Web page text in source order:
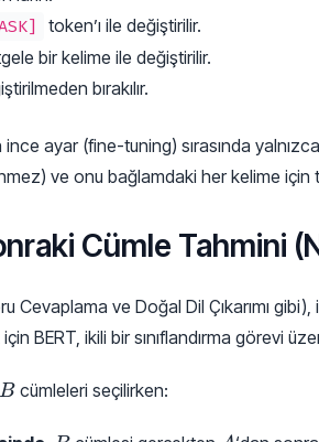
token’ı ile değiştirilir.
bir kelime ile değiştirilir.
bırakılır.
ayar (fine-tuning) sırasında yalnızca
ve onu bağlamdaki her kelime
Cümle Tahmini
Cevaplama ve Doğal Dil Çıkarımı
BERT, ikili bir sınıflandırma görevi
B
Bcümleleri seçilirken: